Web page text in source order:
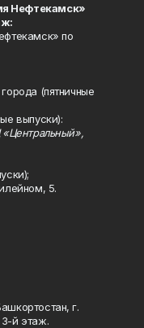
Нефтекамск»
по
(пятничные
выпуски):
5.
г.
й этаж.